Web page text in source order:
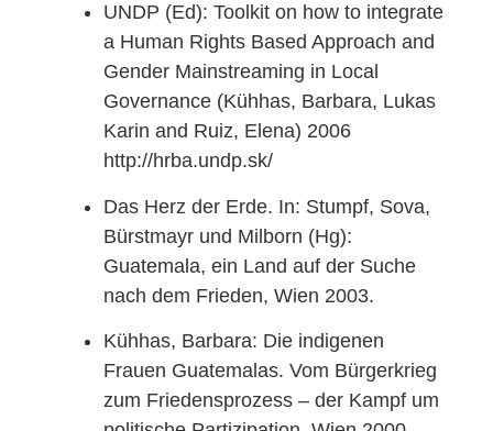
UNDP (Ed): Toolkit on how to integrate
a Human Rights Based Approach and
Gender Mainstreaming in Local
Governance (Kühhas, Barbara, Lukas
Karin and Ruiz, Elena) 2006
http://hrba.undp.sk/
Das Herz der Erde. In: Stumpf, Sova,
Bürstmayr und Milborn (Hg):
Guatemala, ein Land auf der Suche
nach dem Frieden, Wien 2003.
Kühhas, Barbara: Die indigenen
Frauen Guatemalas. Vom Bürgerkrieg
zum Friedensprozess – der Kampf um